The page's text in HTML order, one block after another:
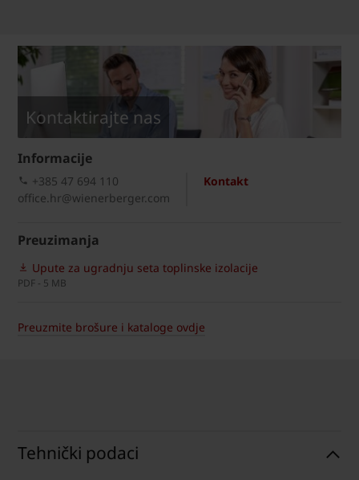
Kontaktirajte nas
Informacije
Kontakt
+385 47 694 110
office.hr@wienerberger.com
Preuzimanja
Upute za ugradnju seta toplinske izolacije
PDF - 5 MB
Preuzmite brošure i kataloge ovdje
Tehnički podaci